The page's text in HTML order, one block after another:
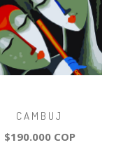
CAMBUJ
$190.000 COP